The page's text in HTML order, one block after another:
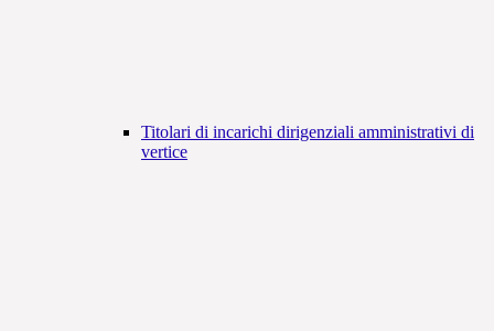
Titolari di incarichi dirigenziali amministrativi di
vertice